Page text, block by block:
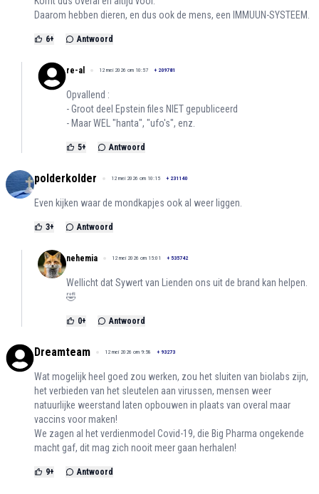
Daarom hebben dieren, en dus ook de mens, een IMMUUN-SYSTEEM.
6+ Antwoord
re-al 12 mei 2026 om 10:57 + 209781
Opvallend :
- Groot deel Epstein files NIET gepubliceerd
- Maar WEL "hanta", "ufo's", enz.
5+ Antwoord
polderkolder 12 mei 2026 om 10:15 + 231140
Even kijken waar de mondkapjes ook al weer liggen.
3+ Antwoord
nehemia 12 mei 2026 om 15:01 + 535742
Wellicht dat Sywert van Lienden ons uit de brand kan helpen.
🤣
0+ Antwoord
Dreamteam 12 mei 2026 om 9:58 + 93273
Wat mogelijk heel goed zou werken, zou het sluiten van biolabs zijn,
het verbieden van het sleutelen aan virussen, mensen weer
natuurlijke weerstand laten opbouwen in plaats van overal maar
vaccins voor maken!
We zagen al het verdienmodel Covid-19, die Big Pharma ongekende
macht gaf, dit mag zich nooit meer gaan herhalen!
9+ Antwoord